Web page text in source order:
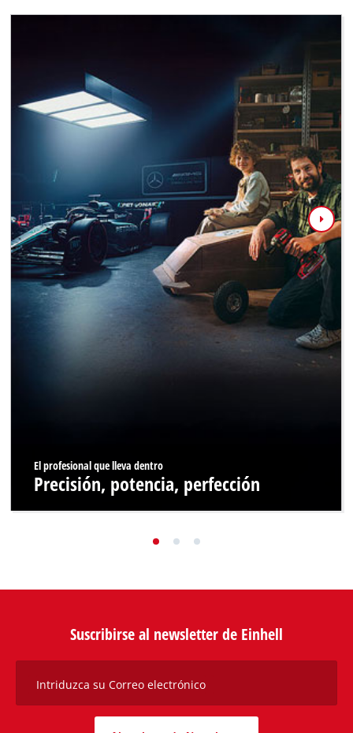
El profesional que lleva dentro
Precisión, potencia, perfección
Suscribirse al newsletter de Einhell
Intriduzca su Correo electrónico